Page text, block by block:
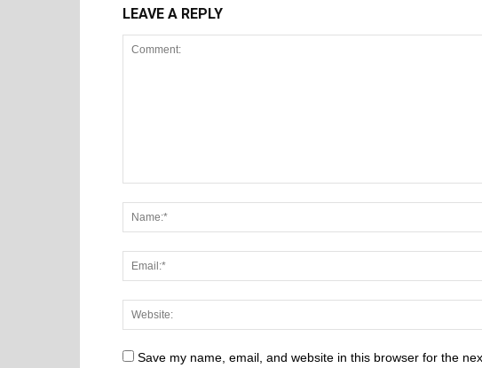
LEAVE A REPLY
Save my name, email, and website in this browser for the